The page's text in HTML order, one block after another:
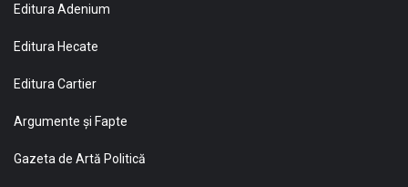
Editura Adenium
Editura Hecate
Editura Cartier
Argumente și Fapte
Gazeta de Artă Politică